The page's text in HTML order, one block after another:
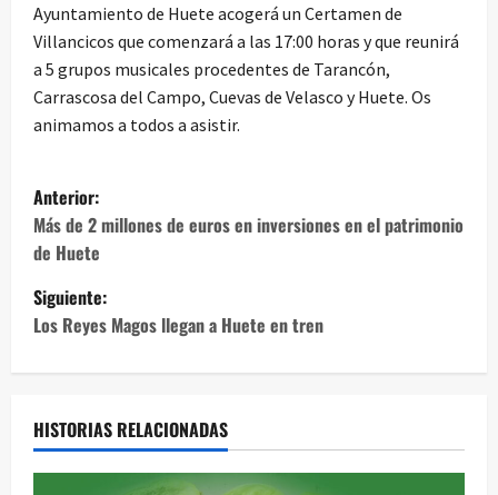
Ayuntamiento de Huete acogerá un Certamen de
Villancicos que comenzará a las 17:00 horas y que reunirá
a 5 grupos musicales procedentes de Tarancón,
Carrascosa del Campo, Cuevas de Velasco y Huete. Os
animamos a todos a asistir.
N
a
v
e
g
a
c
Anterior:
Más de 2 millones de euros en inversiones en el patrimonio
de Huete
Siguiente:
Los Reyes Magos llegan a Huete en tren
HISTORIAS RELACIONADAS